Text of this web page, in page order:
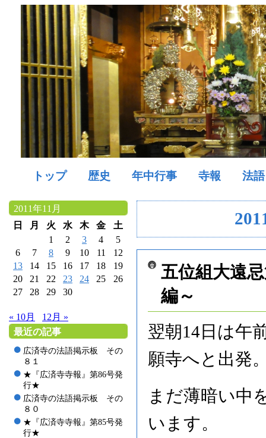
トップ 歴史 年中行事 寺報 法語
2011年11月
日
月 火 水 木 金
土
1
2 3 4
5
6
7 8 9 10 11
12
13
14 15 16 17 18
19
20
21 22 23 24 25
26
27
28 29 30
« 10月
12月 »
最近の記事
広済寺の法語掲示板 その
８１
★『広済寺寺報』第86号発
行★
広済寺の法語掲示板 その
８０
★『広済寺寺報』第85号発
行★
五位組大遠
編～
翌朝14日は午
願寺へと出発
まだ薄暗い中
います。